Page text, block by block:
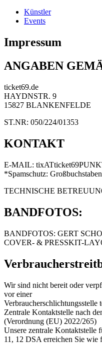
Künstler
Events
Impressum
ANGABEN
ticket69.de
HAYDNSTR. 9
15827 BLANKENFELDE
ST.NR: 050/224/01353
KONTAKT
E-MAIL:
*Spamschutz:
TECHNISCHE
BANDFOTOS:
BANDFOTOS: GERT
COVER- & PRESSKIT-
Wir sind nicht bereit oder
vor einer
Verbraucherschlichtungsstelle
Zentrale Kontaktstelle nach
(Verordnung (EU) 2022/265)
Unsere zentrale Kontaktstelle
11, 12 DSA erreichen Sie wie